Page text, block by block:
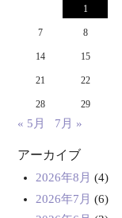
1
7 8
14 15
21 22
28 29
« 5月 7月 »
アーカイブ
2026年8月 (4)
2026年7月 (6)